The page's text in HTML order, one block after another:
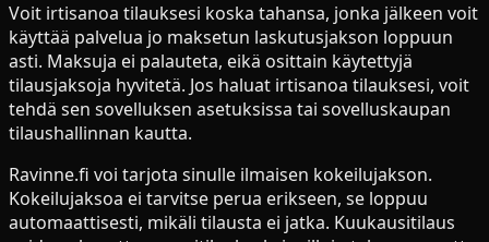
Voit irtisanoa tilauksesi koska tahansa, jonka jälkeen voit
käyttää palvelua jo maksetun laskutusjakson loppuun
asti. Maksuja ei palauteta, eikä osittain käytettyjä
tilausjaksoja hyvitetä. Jos haluat irtisanoa tilauksesi, voit
tehdä sen sovelluksen asetuksissa tai sovelluskaupan
tilaushallinnan kautta.
Ravinne.fi voi tarjota sinulle ilmaisen kokeilujakson.
Kokeilujaksoa ei tarvitse perua erikseen, se loppuu
automaattisesti, mikäli tilausta ei jatka. Kuukausitilaus